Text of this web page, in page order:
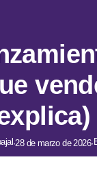
·28 de marzo de 2026·